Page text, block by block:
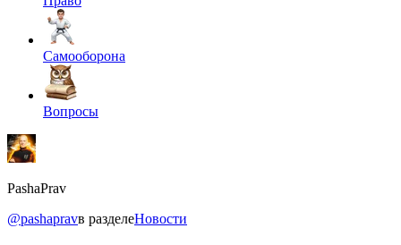
Самооборона
Вопросы
PashaPrav
@pashapravв разделеНовости